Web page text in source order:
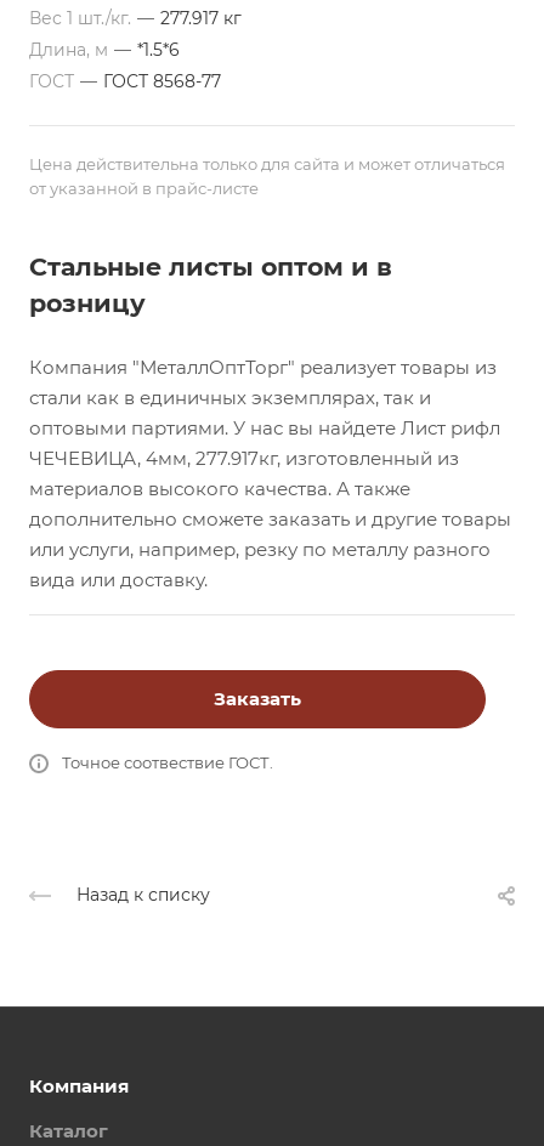
Вес 1 шт./кг. — 277.917 кг
Длина, м — *1.5*6
ГОСТ — ГОСТ 8568-77
Цена действительна только для сайта и может отличаться
от указанной в прайс-листе
Стальные листы оптом и в
розницу
Компания "МеталлОптТорг" реализует товары из
стали как в единичных экземплярах, так и
оптовыми партиями. У нас вы найдете Лист рифл
ЧЕЧЕВИЦА, 4мм, 277.917кг, изготовленный из
материалов высокого качества. А также
дополнительно сможете заказать и другие товары
или услуги, например, резку по металлу разного
вида или доставку.
Заказать
Точное соотвествие ГОСТ.
Назад к списку
Компания
Каталог